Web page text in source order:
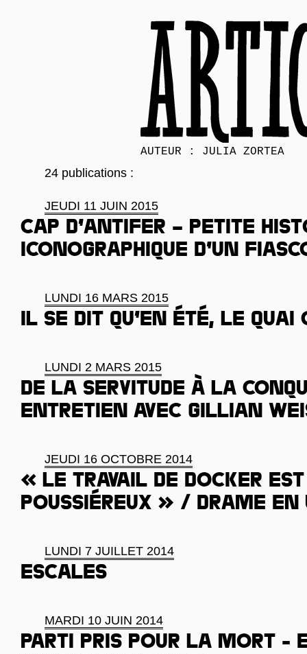
AUTEUR : JULIA ZORTEA
24 publications :
JEUDI 11 JUIN 2015
Cap d’Antifer – Petite
iconographique d’un
LUNDI 16 MARS 2015
Il se dit qu’en été, le quai
LUNDI 2 MARS 2015
De la servitude à la
Entretien avec Gillian
JEUDI 16 OCTOBRE 2014
« Le travail de docker
poussiéreux » / Drame en
LUNDI 7 JUILLET 2014
Escales
MARDI 10 JUIN 2014
Parti pris pour la mort -